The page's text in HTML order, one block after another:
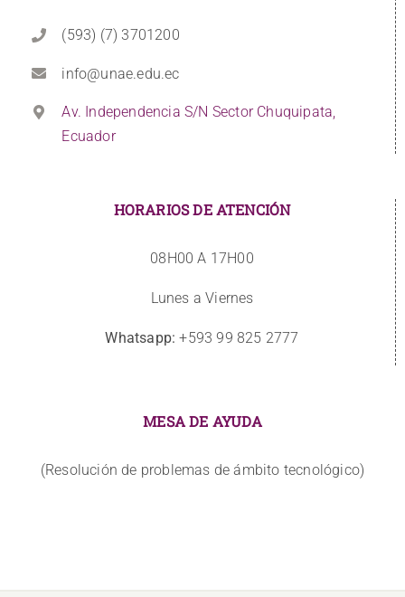
(593) (7) 3701200
info@unae.edu.ec
Av. Independencia S/N Sector Chuquipata,
Ecuador
HORARIOS DE ATENCIÓN
08H00 A 17H00
Lunes a Viernes
Whatsapp: +593 99 825 2777
MESA DE AYUDA
(Resolución de problemas de ámbito tecnológico)